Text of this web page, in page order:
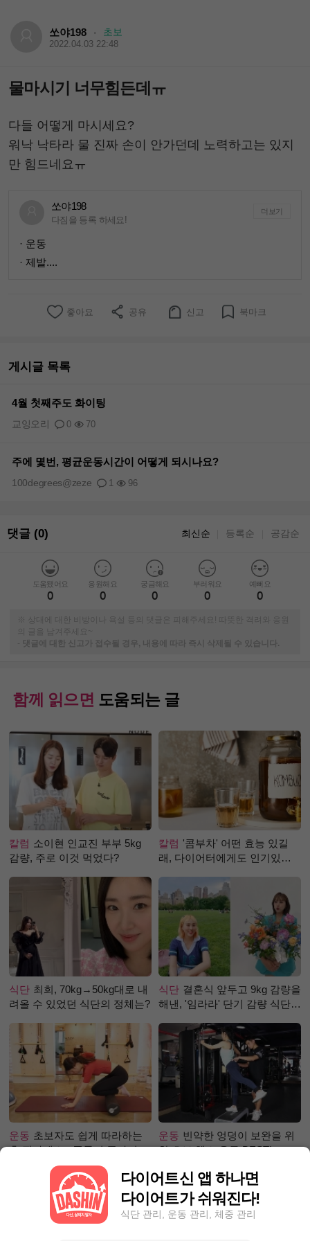
쏘야198 · 초보
2022.04.03 22:48
물마시기 너무힘든데ㅠ
다들 어떻게 마시세요?
워낙 낙타라 물 진짜 손이 안가던데 노력하고는 있지
만 힘드네요ㅠ
쏘야198
다짐을 등록 하세요!
더보기
· 운동
· 제발....
좋아요 공유 신고 북마크
게시글 목록
4월 첫째주도 화이팅
0 70
교잉오리
주에 몇번, 평균운동시간이 어떻게 되시나요?
1 96
100degrees@zeze
댓글 (0) 최신순 등록순 공감순
도움됐어요
0
응원해요
0
궁금해요
0
부러워요
0
예뻐요
0
※ 상대에 대한 비방이나 욕설 등의 댓글은 피해주세요! 따뜻한 격려와 응원
의 글을 남겨주세요~
-
댓글에 대한 신고가 접수될 경우, 내용에 따라 즉시 삭제될 수 있습니다.
함께 읽으면 도움되는 글
칼럼 소이현 인교진 부부 5kg
감량, 주로 이것 먹었다?
칼럼 '콤부차' 어떤 효능 있길
래, 다이어터에게도 인기있는
식단 최희, 70kg→50kg대로 내
려올 수 있었던 식단의 정체는?
식단 결혼식 앞두고 9kg 감량을
해낸, '임라라' 단기 감량 식단
운동 초보자도 쉽게 따라하는
홈 필라테스 - 폼롤러 종아리 알
운동 빈약한 엉덩이 보완을 위
한 초보 헬스 운동 BEST!
다이어트신 앱 하나면
다이어트가 쉬워진다!
식단 관리, 운동 관리, 체중 관리